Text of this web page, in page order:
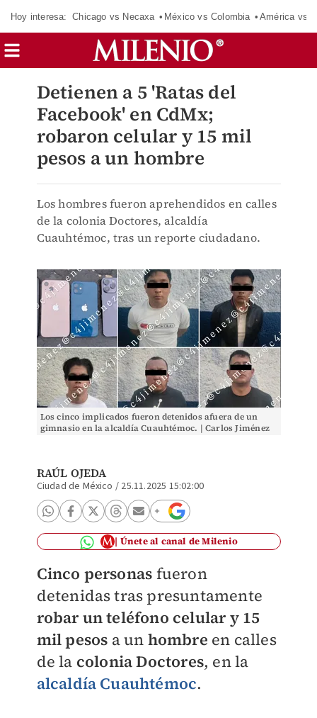
Hoy interesa: Chicago vs Necaxa México vs Colombia América vs
Detienen a 5 'Ratas del
Facebook' en CdMx;
robaron celular y 15 mil
pesos a un hombre
Los hombres fueron aprehendidos en calles
de la colonia Doctores, alcaldía
Cuauhtémoc, tras un reporte ciudadano.
Los cinco implicados fueron detenidos afuera de un
gimnasio en la alcaldía Cuauhtémoc. | Carlos Jiménez
RAÚL OJEDA
Ciudad de México / 25.11.2025 15:02:00
Únete al canal de Milenio
Cinco personas fueron
detenidas tras presuntamente
robar un teléfono celular y 15
mil pesos a un hombre en calles
de la colonia Doctores, en la
alcaldía Cuauhtémoc.